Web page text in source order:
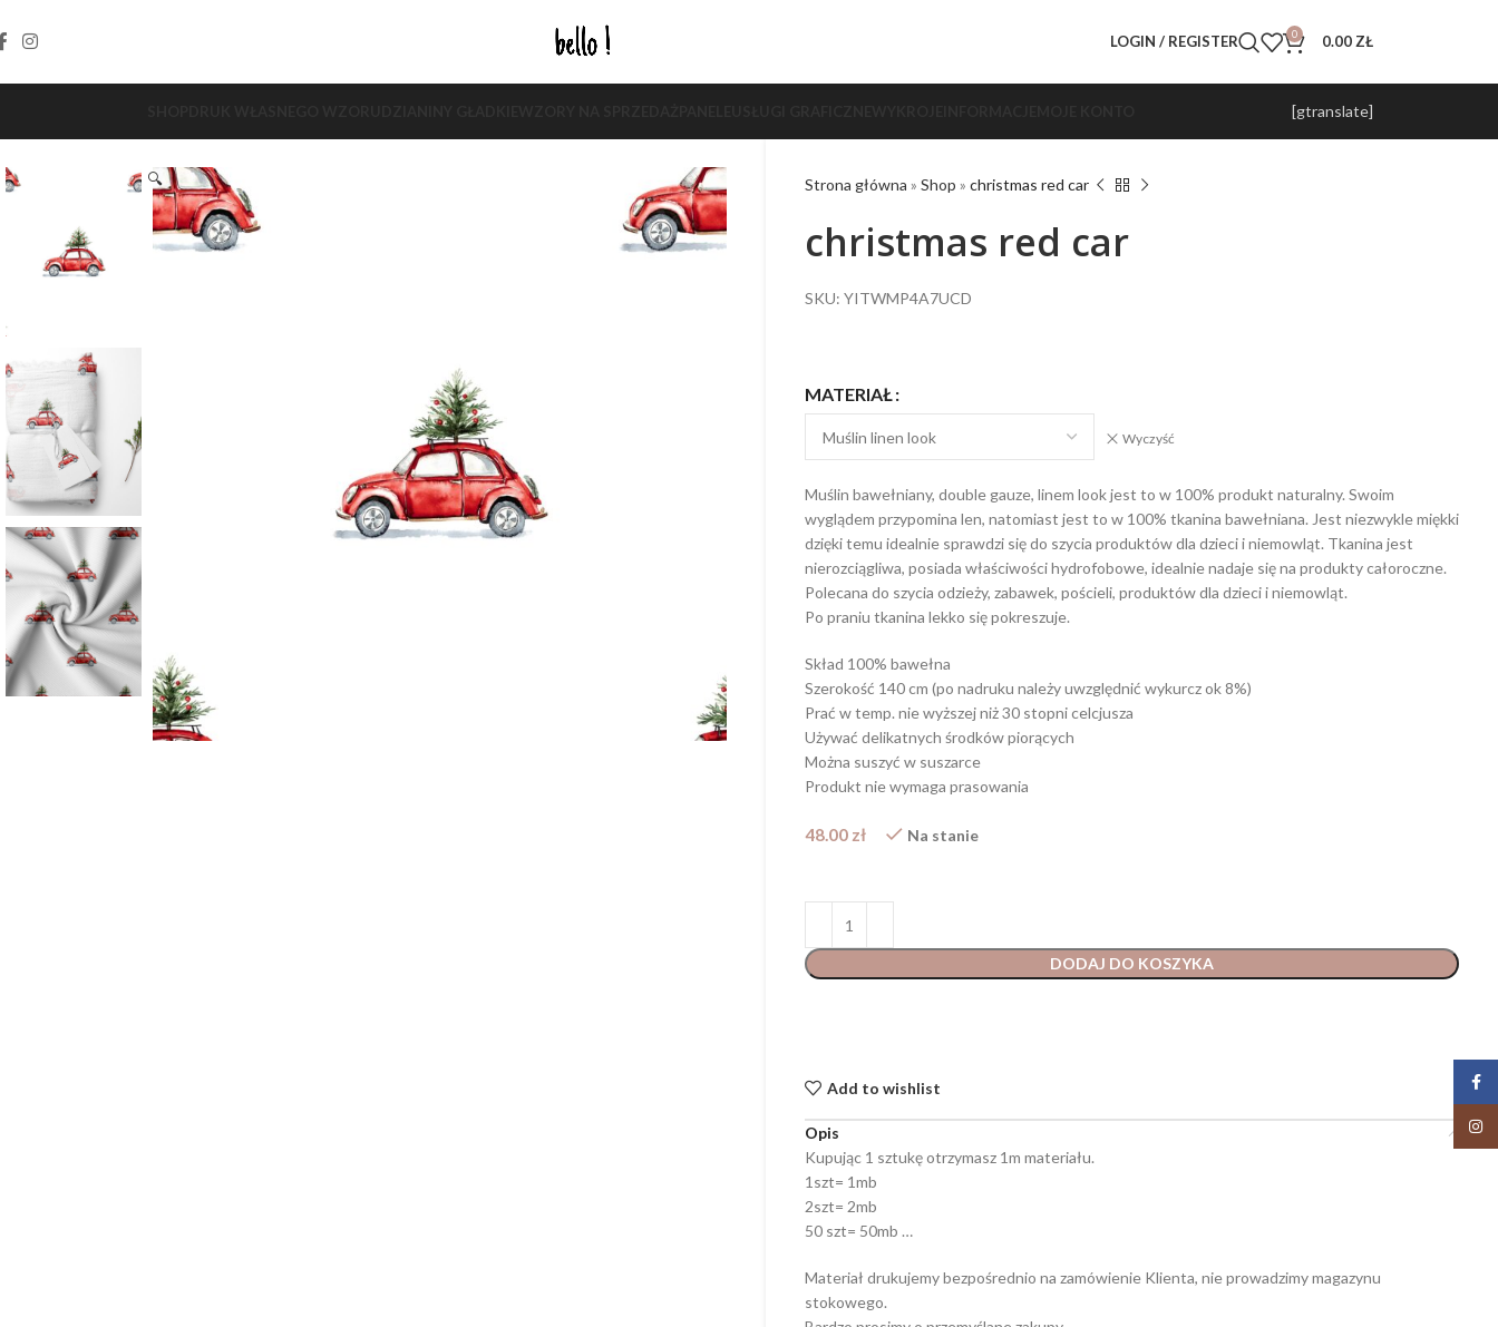
LOGIN / REGISTER 0 0.00 ZŁ
[gtranslate]
🔍 Strona główna » Shop » christmas red car
christmas red car
SKU: YITWMP4A7UCD
MATERIAŁ
Wyczyść
Muślin bawełniany, double gauze, linem look jest to w 100% produkt naturalny. Swoim
wyglądem przypomina len, natomiast jest to w 100% tkanina bawełniana. Jest niezwykle miękki
dzięki temu idealnie sprawdzi się do szycia produktów dla dzieci i niemowląt. Tkanina jest
nierozciągliwa, posiada właściwości hydrofobowe, idealnie nadaje się na produkty całoroczne.
Polecana do szycia odzieży, zabawek, pościeli, produktów dla dzieci i niemowląt.
Po praniu tkanina lekko się pokreszuje.
Skład 100% bawełna
Szerokość 140 cm (po nadruku należy uwzględnić wykurcz ok 8%)
Prać w temp. nie wyższej niż 30 stopni celcjusza
Używać delikatnych środków piorących
Można suszyć w suszarce
Produkt nie wymaga prasowania
48.00 zł Na stanie
DODAJ DO KOSZYKA
Add to wishlist
Opis
Kupując 1 sztukę otrzymasz 1m materiału.
1szt= 1mb
2szt= 2mb
50 szt= 50mb …
Materiał drukujemy bezpośrednio na zamówienie Klienta, nie prowadzimy magazynu
stokowego.